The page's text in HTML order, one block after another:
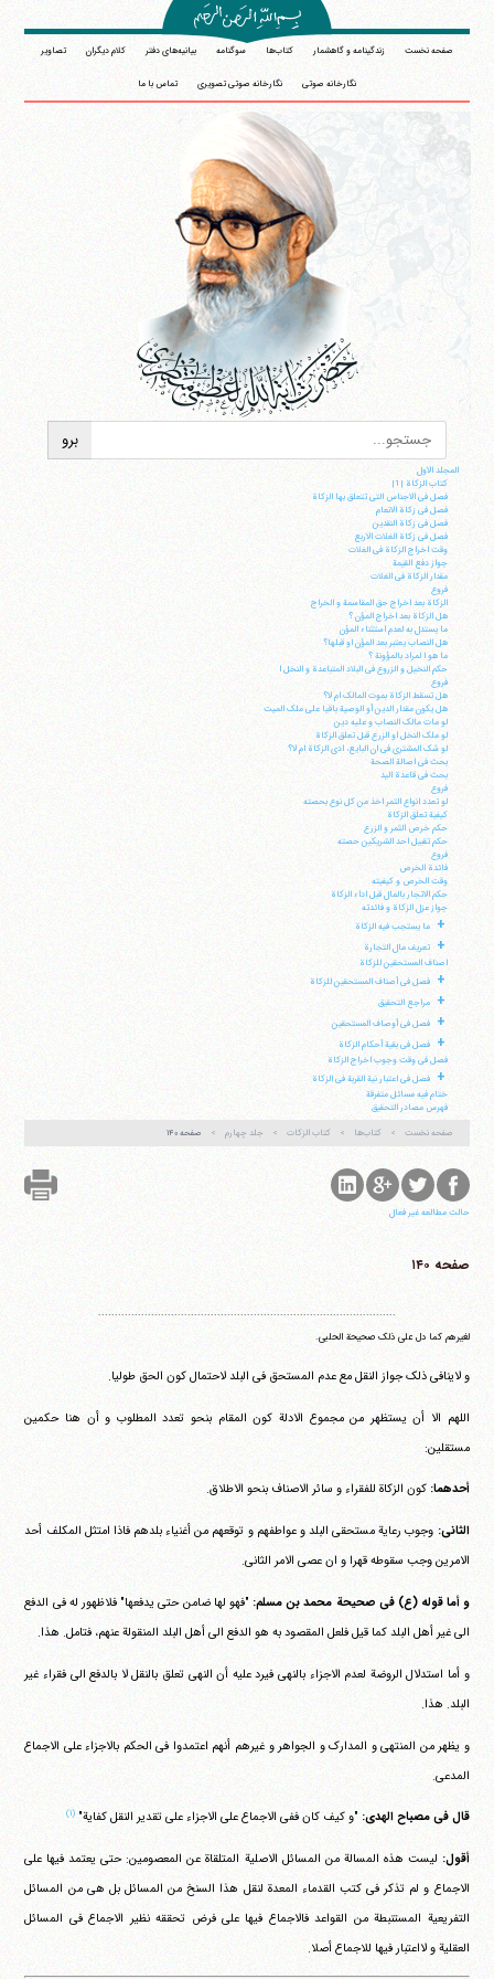
صفحه نخست زندگینامه و گاهشمار کتاب‌ها سوگنامه بیانیه‌های دفتر کلام دیگران تصاویر
نگارخانه صوتی نگارخانه صوتی تصویری تماس با ما
المجلد الاول
کتاب الزکاة |1|
فصل فی الاجناس التی تتعلق بها الزکاة
فصل فی زکاة الانعام
فصل فی زکاة النقدین
فصل فی زکاة الغلات الاربع
وقت اخراج الزکاة فی الغلات
جواز دفع القیمة
مقدار الزکاة فی الغلات
فروع
الزکاة بعد اخراج حق المقاسمة و الخراج
هل الزکاة بعد اخراج المؤن ؟
ما یستدل به لعدم استثناء المؤن
هل النصاب یعتبر بعد المؤن او قبلها؟
ما هو ا لمراد بالمؤونة ؟
حکم النخیل و الزروع فی البلاد المتباعدة و النخل ا
فروع
هل تسقط الزکاة بموت المالک ام لا؟
هل یکون مقدار الدین أو الوصیة باقیا علی ملک المیت
لو مات مالک النصاب و علیه دین
لو ملک النخل او الزرع قبل تعلق الزکاة
لو شک المشتری فی ان البایع، ادی الزکاة ام لا؟
بحث فی اصالة الصحة
بحث فی قاعدة الید
فروع
لو تعدد انواع التمر اخذ من کل نوع بحصته
کیفیة تعلق الزکاة
حکم خرص الثمر و الزرع
حکم تقبیل احد الشریکین حصته
فروع
فائدة الخرص
وقت الخرص و کیفیته
حکم الاتجار بالمال قبل اداء الزکاة
جواز عزل الزکاة و فائدته
+ ما یستجب فیه الزکاة
+
تعریف مال التجارة
اصناف المستحقین للزکاة
+ فصل فی أصناف المستحقین للزکاة
+ مراجع التحقیق
+ فصل فی أوصاف المستحقین
+
فصل فی بقیة أحکام الزکاة
فصل فی وقت وجوب اخراج الزکاة
+
فصل فی اعتبار نیة القربة فی الزکاة
ختام فیه مسائل متفرقة
فهرس مصادر التحقیق
صفحه نخست
کتاب‌ها کتاب الزکات جلد چهارم صفحه ۱۴۰
حالت مطالعه غیر فعال
صفحه ۱۴۰
..........................................................................................
لغیرهم کما دل علی ذلک صحیحة الحلبی.
و لاینافی ذلک جواز النقل مع عدم المستحق فی البلد لاحتمال کون الحق طولیا.
اللهم الا أن یستظهر من مجموع الادلة کون المقام بنحو تعدد المطلوب و أن هنا حکمین
مستقلین:
أحدهما:کون الزکاة للفقراء و سائر الاصناف بنحو الاطلاق.
الثانی: وجوب رعایة مستحقی البلد و عواطفهم و توقعهم من أغنیاء بلدهم فاذا امتثل المکلف أحد
الامرین وجب سقوطه قهرا و ان عصی الامر الثانی.
و أما قوله (ع) فی صحیحة محمد بن مسلم: "فهو لها ضامن حتی یدفعها" فلاظهور له فی الدفع
الی غیر أهل البلد کما قیل فلعل المقصود به هو الدفع الی أهل البلد المنقولة عنهم، فتامل. هذا.
و أما استدلال الروضة لعدم الاجزاء بالنهی فیرد علیه أن النهی تعلق بالنقل لا بالدفع الی فقراء غیر
البلد. هذا.
و یظهر من المنتهی و المدارک و الجواهر و غیرهم أنهم اعتمدوا فی الحکم بالاجزاء علی الاجماع
المدعی.
قال فی مصباح الهدی: "و کیف کان ففی الاجماع علی الاجزاء علی تقدیر النقل کفایة"(۱)
أقول: لیست هذه المسالة من المسائل الاصلیة المتلقاة عن المعصومین: حتی یعتمد فیها علی
الاجماع و لم تذکر فی کتب القدماء المعدة لنقل هذا السنخ من المسائل بل هی من المسائل
التفریعیة المستنبطة من القواعد فالاجماع فیها علی فرض تحققه نظیر الاجماع فی المسائل
العقلیة و لااعتبار فیها للاجماع أصلا.